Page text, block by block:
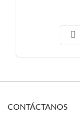
CONTÁCTANOS